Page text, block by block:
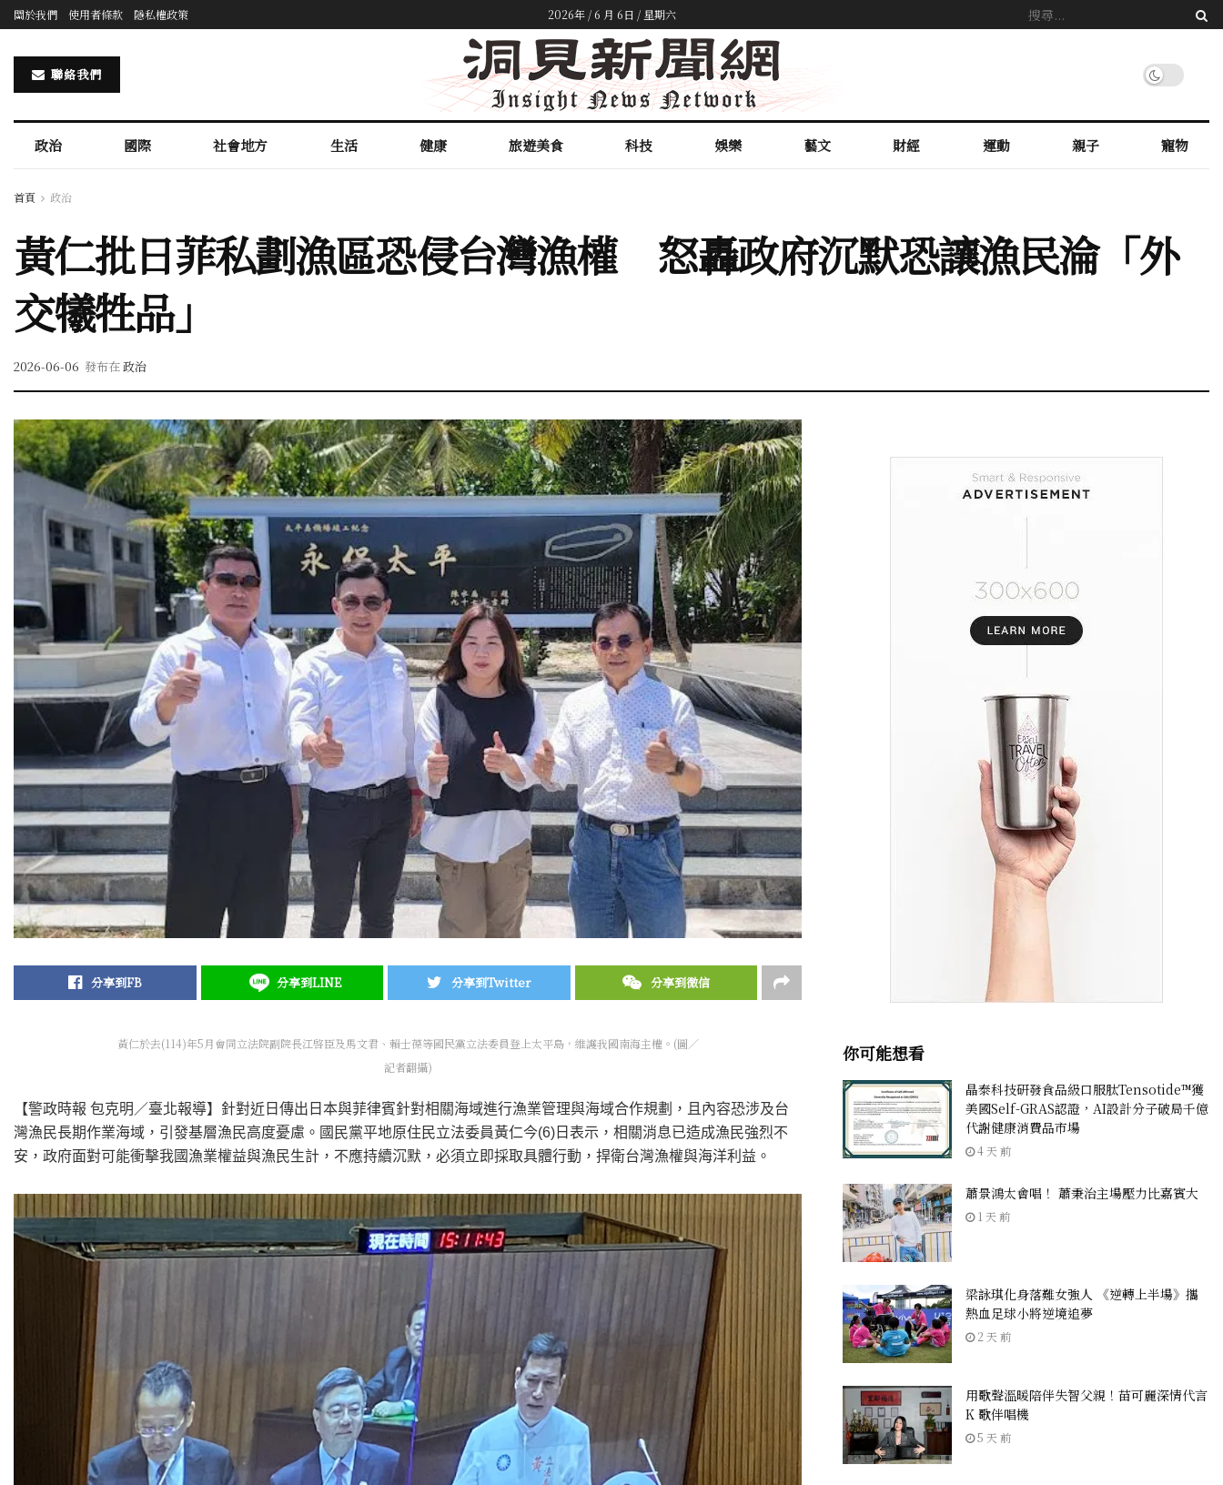
關於我們 使用者條款 隱私權政策 2026年 / 6 月 6日 / 星期六
聯絡我們
政治 國際 社會地方 生活 健康 旅遊美食 科技 娛樂 藝文 財經 運動 親子 寵物
首頁 政治
黃仁批日菲私劃漁區恐侵台灣漁權 怒轟政府沉默恐讓漁民淪「外
交犧牲品」
2026-06-06 發布在政治
分享到FB 分享到LINE 分享到Twitter 分享到微信
黃仁於去(114)年5月會同立法院副院長江啓臣及馬文君、賴士葆等國民黨立法委員登上太平島，維護我國南海主權。(圖／
記者翻攝)
【警政時報 包克明／臺北報導】針對近日傳出日本與菲律賓針對相關海域進行漁業管理與海域合作規劃，且內容恐涉及台
灣漁民長期作業海域，引發基層漁民高度憂慮。國民黨平地原住民立法委員黃仁今(6)日表示，相關消息已造成漁民強烈不
安，政府面對可能衝擊我國漁業權益與漁民生計，不應持續沉默，必須立即採取具體行動，捍衛台灣漁權與海洋利益。
你可能想看
晶泰科技研發食品級口服肽Tensotide™獲
美國Self-GRAS認證，AI設計分子破局千億
代謝健康消費品市場
4 天 前
蕭景鴻太會唱！ 蕭秉治主場壓力比嘉賓大
1 天 前
梁詠琪化身落難女強人 《逆轉上半場》攜
熱血足球小將逆境追夢
2 天 前
用歌聲溫暖陪伴失智父親！苗可麗深情代言
K 歌伴唱機
5 天 前